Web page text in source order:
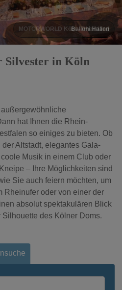
MOTORWORLD Köln - Rheinland
Silvester in Köln
hat Ihnen die Rhein-
so einiges zu bieten. Ob
Altstadt, elegantes Gala-
Musik in einem Club oder
– Ihre Möglichkeiten sind
Sie auch feiern möchten, um
Rheinufer oder von einer der
absolut spektakulären Blick
des Kölner Doms.